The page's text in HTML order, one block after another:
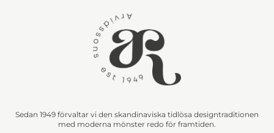
Sedan 1949 förvaltar vi den skandinaviska tidlösa designtraditionen
med moderna mönster redo för framtiden.